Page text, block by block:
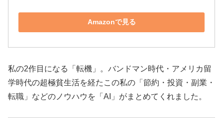
Amazonで見る
私の2作目になる「転機」。バンドマン時代・アメリカ留
学時代の超極貧生活を経たこの私の「節約・投資・副業・
転職」などのノウハウを「AI」がまとめてくれました。